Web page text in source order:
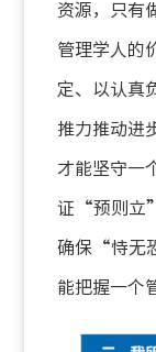
资源，只有
管理学人的
定、以认真
推力推动进
才能坚守一
证 “预则立”
确保 “恃无
能把握一个